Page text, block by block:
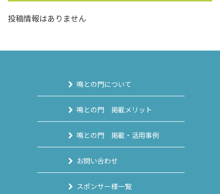
投稿情報はありません
鳴との門について
鳴との門 掲載メリット
鳴との門 掲載・活用事例
お問い合わせ
スポンサー様一覧